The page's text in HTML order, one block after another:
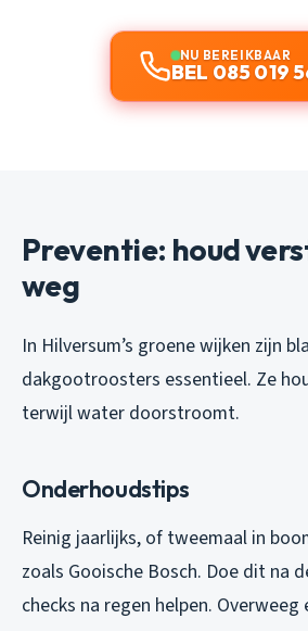
NU BEREIKBAAR
BEL 085 019
Preventie: houd
weg
In Hilversum’s groene wijken zijn
dakgootroosters essentieel. Ze
terwijl water doorstroomt.
Onderhoudstips
Reinig jaarlijks, of tweemaal in
zoals Gooische Bosch. Doe dit na
checks na regen helpen. Overweeg